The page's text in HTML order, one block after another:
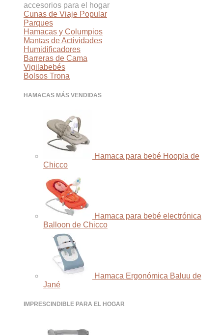
accesorios para el hogar
Cunas de Viaje
Parques
Hamacas y Columpios
Mantas de Actividades
Humidificadores
Barreras de Cama
Vigilabebés
Bolsos Trona
HAMACAS MÁS VENDIDAS
Hamaca para bebé Hoopla de
Chicco
Hamaca para bebé electrónica
Balloon de Chicco
Hamaca Ergonómica Baluu de
Jané
IMPRESCINDIBLE PARA EL HOGAR